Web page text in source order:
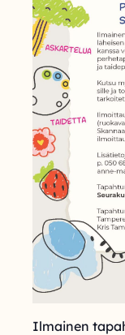
Ilmainen